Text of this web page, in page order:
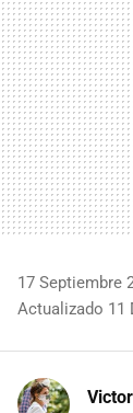
17 Septiembre
Actualizado 11